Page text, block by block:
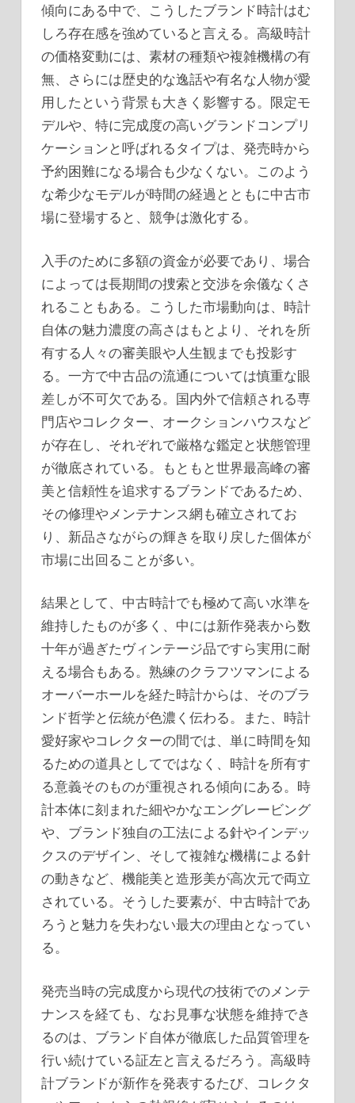
傾向にある中で、こうしたブランド時計はむ
しろ存在感を強めていると言える。高級時計
の価格変動には、素材の種類や複雑機構の有
無、さらには歴史的な逸話や有名な人物が愛
用したという背景も大きく影響する。限定モ
デルや、特に完成度の高いグランドコンプリ
ケーションと呼ばれるタイプは、発売時から
予約困難になる場合も少なくない。このよう
な希少なモデルが時間の経過とともに中古市
場に登場すると、競争は激化する。
入手のために多額の資金が必要であり、場合
によっては長期間の捜索と交渉を余儀なくさ
れることもある。こうした市場動向は、時計
自体の魅力濃度の高さはもとより、それを所
有する人々の審美眼や人生観までも投影す
る。一方で中古品の流通については慎重な眼
差しが不可欠である。国内外で信頼される専
門店やコレクター、オークションハウスなど
が存在し、それぞれで厳格な鑑定と状態管理
が徹底されている。もともと世界最高峰の審
美と信頼性を追求するブランドであるため、
その修理やメンテナンス網も確立されてお
り、新品さながらの輝きを取り戻した個体が
市場に出回ることが多い。
結果として、中古時計でも極めて高い水準を
維持したものが多く、中には新作発表から数
十年が過ぎたヴィンテージ品ですら実用に耐
える場合もある。熟練のクラフツマンによる
オーバーホールを経た時計からは、そのブラ
ンド哲学と伝統が色濃く伝わる。また、時計
愛好家やコレクターの間では、単に時間を知
るための道具としてではなく、時計を所有す
る意義そのものが重視される傾向にある。時
計本体に刻まれた細やかなエングレービング
や、ブランド独自の工法による針やインデッ
クスのデザイン、そして複雑な機構による針
の動きなど、機能美と造形美が高次元で両立
されている。そうした要素が、中古時計であ
ろうと魅力を失わない最大の理由となってい
る。
発売当時の完成度から現代の技術でのメンテ
ナンスを経ても、なお見事な状態を維持でき
るのは、ブランド自体が徹底した品質管理を
行い続けている証左と言えるだろう。高級時
計ブランドが新作を発表するたび、コレクタ